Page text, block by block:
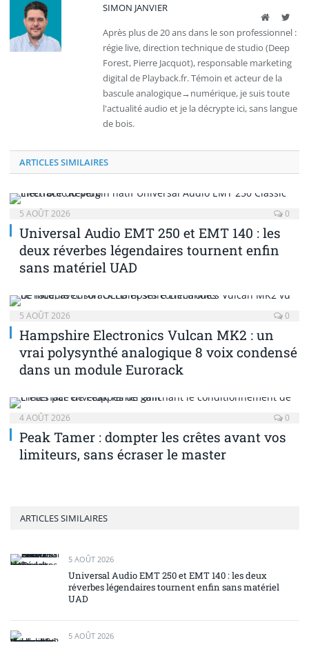
SIMON JANVIER
Site
web
Après plus de 20 ans dans le son professionnel :
régie live, direction technique de studio (Deep
Forest, Pierre Jacquot), responsable marketing
digital de Playback.fr. Témoin et acteur de la
bascule analogique→numérique, je suis toute
l'actualité audio et je la décrypte ici, sans langue
de bois.
ARTICLES SIMILAIRES
5 AOÛT 2026 0
Universal Audio EMT 250 et EMT 140 : les
deux réverbes légendaires tournent enfin
sans matériel UAD
5 AOÛT 2026 0
Hampshire Electronics Vulcan MK2 : un
vrai polysynthé analogique 8 voix condensé
dans un module Eurorack
4 AOÛT 2026 0
Peak Tamer : dompter les crêtes avant vos
limiteurs, sans écraser le master
ARTICLES SIMILAIRES
5 AOÛT 2026
Universal Audio EMT 250 et EMT 140 : les deux
réverbes légendaires tournent enfin sans matériel
UAD
5 AOÛT 2026